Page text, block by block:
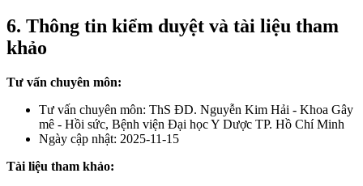
6. Thông tin kiểm duyệt và tài liệu tham
khảo
Tư vấn chuyên môn:
Tư vấn chuyên môn: ThS ĐD. Nguyễn Kim Hải - Khoa Gây
mê - Hồi sức, Bệnh viện Đại học Y Dược TP. Hồ Chí Minh
Ngày cập nhật: 2025-11-15
Tài liệu tham khảo: